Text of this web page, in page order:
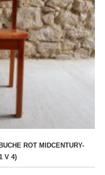
ROT MIDCENTURY-
V 4)